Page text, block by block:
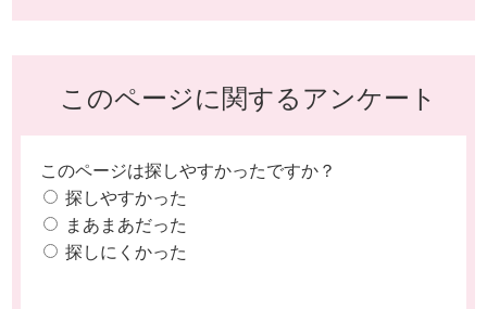
このページに関するアンケート
このページは探しやすかったですか？
探しやすかった
まあまあだった
探しにくかった